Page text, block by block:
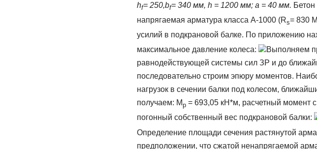
hf= 250,bf= 340 мм, h = 1200 мм; а = 40 мм.
напрягаемая арматура класса А-1000 (Rs= 830
усилий в подкрановой балке. По приложению
максимальное давление колеса:
Выполняем
равнодействующей системы сил ЗР и до
последовательно строим эпюру моментов.
нагрузок в сечении балки под колесом,
получаем: Мр= 693,05 кН*м, расчетный момент с
погонный собственный вес подкрановой балки:
Определение площади сечения растянутой
предположении, что сжатой ненапрягаемой